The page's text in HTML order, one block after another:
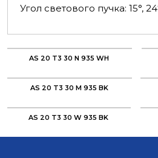
Угол светового пучка: 15°,
AS 20 T3 30 N 935 WH
AS 20 T3 30 M 935 BK
AS 20 T3 30 W 935 BK